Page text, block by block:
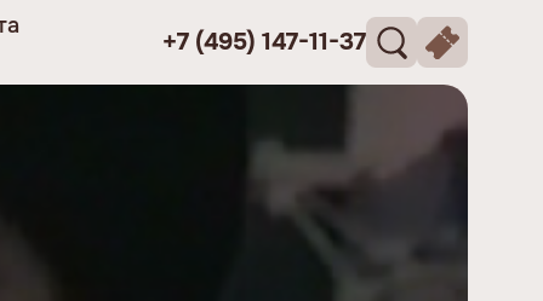
+7 (495) 147-11-37